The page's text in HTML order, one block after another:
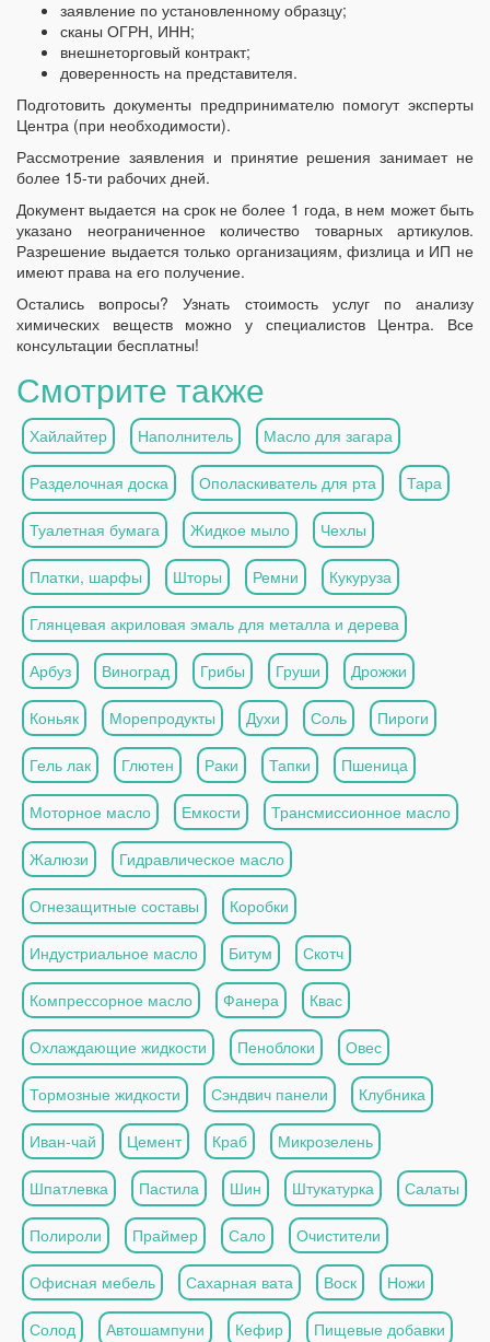
заявление по установленному образцу;
сканы ОГРН, ИНН;
внешнеторговый контракт;
доверенность на представителя.
Подготовить документы предпринимателю помогут эксперты
Центра (при необходимости).
Рассмотрение заявления и принятие решения занимает не
более 15-ти рабочих дней.
Документ выдается на срок не более 1 года, в нем может быть
указано неограниченное количество товарных артикулов.
Разрешение выдается только организациям, физлица и ИП не
имеют права на его получение.
Остались вопросы? Узнать стоимость услуг по анализу
химических веществ можно у специалистов Центра. Все
консультации бесплатны!
Смотрите также
Хайлайтер Наполнитель Масло для загара
Разделочная доска Ополаскиватель для рта Тара
Туалетная бумага Жидкое мыло Чехлы
Платки, шарфы Шторы Ремни Кукуруза
Глянцевая акриловая эмаль для металла и дерева
Арбуз Виноград Грибы Груши Дрожжи
Коньяк Морепродукты Духи Соль Пироги
Гель лак Глютен Раки Тапки Пшеница
Моторное масло Емкости Трансмиссионное масло
Жалюзи Гидравлическое масло
Огнезащитные составы Коробки
Индустриальное масло Битум Скотч
Компрессорное масло Фанера Квас
Охлаждающие жидкости Пеноблоки Овес
Тормозные жидкости Сэндвич панели Клубника
Иван-чай Цемент Краб Микрозелень
Шпатлевка Пастила Шин Штукатурка Салаты
Полироли Праймер Сало Очистители
Офисная мебель Сахарная вата Воск Ножи
Солод Автошампуни Кефир Пищевые добавки